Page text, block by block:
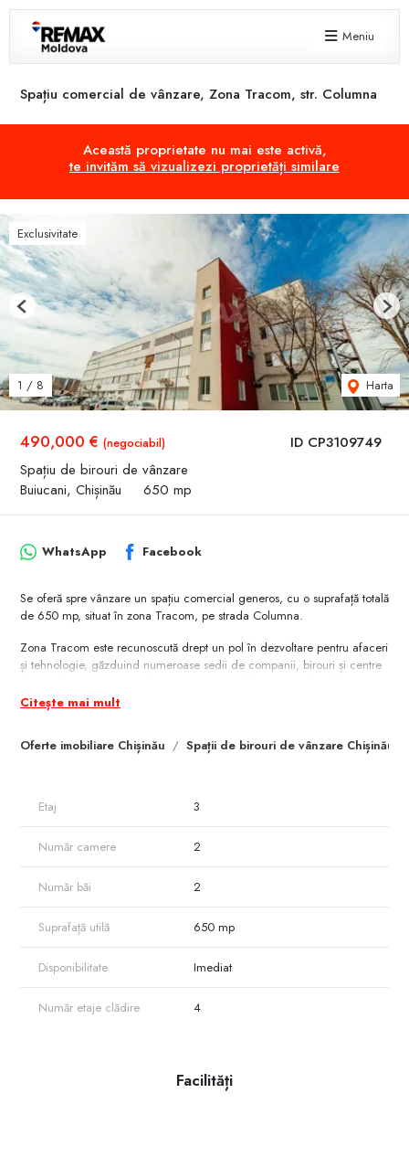
Meniu
Spațiu comercial de vânzare, Zona Tracom, str. Columna
Această proprietate nu mai este activă,
te invităm să vizualizezi proprietăți similare
ID CP3109749
490,000 € (negociabil)
Spațiu de birouri de vânzare
Buiucani, Chișinău
650 mp
Exclusivitate
1 / 8 Harta
Previous Next
Oferte imobiliare Chișinău Spații de birouri de vânzare Chișinău
WhatsApp Facebook
Se oferă spre vânzare un spațiu comercial generos, cu o suprafață totală
de 650 mp, situat în zona Tracom, pe strada Columna.
Zona Tracom este recunoscută drept un pol în dezvoltare pentru afaceri
și tehnologie, găzduind numeroase sedii de companii, birouri și centre
Compartimentare:
comercială sau de birouri
Dotări și finisaje:
✔️ Toate comunicațiile conectate
✔️ Amplasare la prima linie (vizibilitate excelentă)
✔️ Parcare deschisă disponibilă
este pretabil pentru:
-birouri moderne
- call center
- companii IT și tech
- alte activități comerciale ce necesită suprafețe mari și accesibilitate
cafenele, bancă și farmacii. Transportul public este disponibil spre orice
direcție a orașului, asigurând o conectivitate excelentă.
Citește mai mult
Etaj 3
Număr camere 2
Număr băi 2
Suprafață utilă 650 mp
Disponibilitate Imediat
Număr etaje clădire 4
Facilități